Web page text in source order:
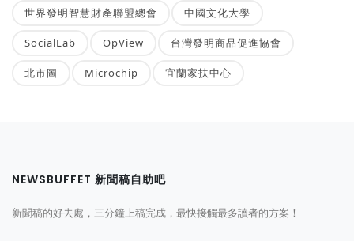
世界發明智慧財產聯盟總會 中國文化大學
SocialLab OpView 台灣發明商品促進協會
北市圖 Microchip 宜蘭家扶中心
NEWSBUFFET 新聞稿自助吧
新聞稿的好去處，三分鐘上稿完成，最快接觸最多讀者的方案！